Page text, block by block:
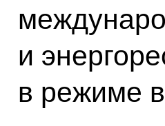
и
в режиме